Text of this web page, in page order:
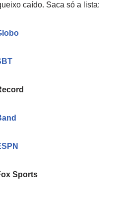
caído. Saca só a lista:
Sports